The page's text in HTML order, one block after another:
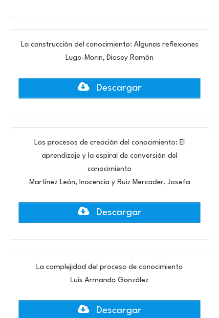
La construcción del conocimiento: Algunas reflexiones
Lugo-Morin, Diosey Ramón
Descargar
Los procesos de creación del conocimiento: El
aprendizaje y la espiral de conversión del
conocimiento
Martínez León, Inocencia y Ruiz Mercader, Josefa
Descargar
La complejidad del proceso de conocimiento
Luis Armando González
Descargar